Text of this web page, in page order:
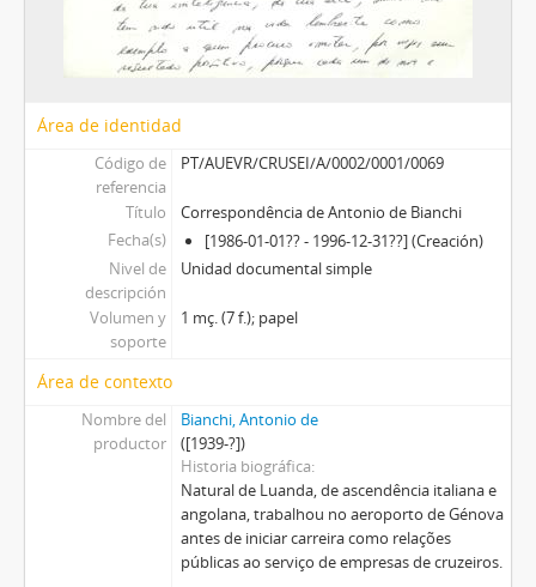
Área de identidad
Código de
referencia
PT/AUEVR/CRUSEI/A/0002/0001/0069
Título
Correspondência de Antonio de Bianchi
Fecha(s)
[1986-01-01?? - 1996-12-31??] (Creación)
Nivel de
descripción
Unidad documental simple
Volumen y
soporte
1 mç. (7 f.); papel
Área de contexto
Nombre del
productor
Bianchi, Antonio de
([1939-?])
Historia biográfica
Natural de Luanda, de ascendência italiana e
angolana, trabalhou no aeroporto de Génova
antes de iniciar carreira como relações
públicas ao serviço de empresas de cruzeiros.